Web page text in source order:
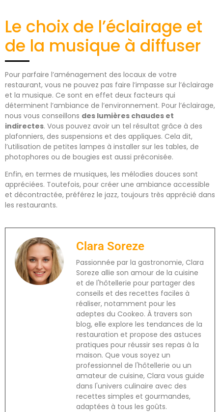
Le choix de l’éclairage et
de la musique à diffuser
Pour parfaire l’aménagement des locaux de votre
restaurant, vous ne pouvez pas faire l’impasse sur l’éclairage
et la musique. Ce sont en effet deux facteurs qui
déterminent l’ambiance de l’environnement. Pour l’éclairage,
nous vous conseillons des lumières chaudes et
indirectes. Vous pouvez avoir un tel résultat grâce à des
plafonniers, des suspensions et des appliques. Cela dit,
l’utilisation de petites lampes à installer sur les tables, de
photophores ou de bougies est aussi préconisée.
Enfin, en termes de musiques, les mélodies douces sont
appréciées. Toutefois, pour créer une ambiance accessible
et décontractée, préférez le jazz, toujours très apprécié dans
les restaurants.
Clara Soreze
Passionnée par la gastronomie, Clara
Soreze allie son amour de la cuisine
et de l'hôtellerie pour partager des
conseils et des recettes faciles à
réaliser, notamment pour les
adeptes du Cookeo. À travers son
blog, elle explore les tendances de la
restauration et propose des astuces
pratiques pour réussir ses repas à la
maison. Que vous soyez un
professionnel de l'hôtellerie ou un
amateur de cuisine, Clara vous guide
dans l'univers culinaire avec des
recettes simples et gourmandes,
adaptées à tous les goûts.